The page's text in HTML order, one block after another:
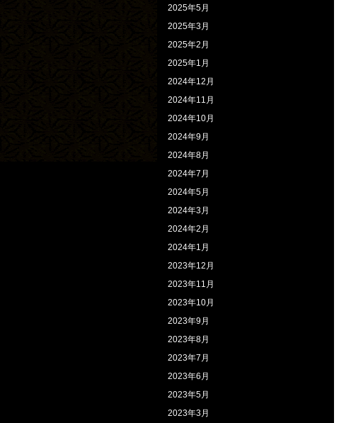
2025年5月
2025年3月
2025年2月
2025年1月
2024年12月
2024年11月
2024年10月
2024年9月
2024年8月
2024年7月
2024年5月
2024年3月
2024年2月
2024年1月
2023年12月
2023年11月
2023年10月
2023年9月
2023年8月
2023年7月
2023年6月
2023年5月
2023年3月